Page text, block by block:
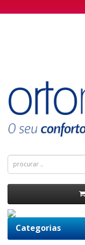
Categorias